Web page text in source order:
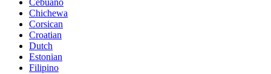
Cebuano
Chichewa
Corsican
Croatian
Dutch
Estonian
Filipino